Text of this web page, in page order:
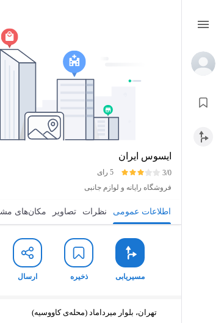
ایسوس ایران
3/0
5 رای
فروشگاه رایانه و لوازم جانبی
اطلاعات عمومی نظرات تصاویر مکان‌های مشابه
مسیریابی ذخیره ارسال
تهران، بلوار میرداماد (محله‌ی کاووسیه)